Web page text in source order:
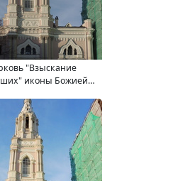
"Взыскание
иконы Божией